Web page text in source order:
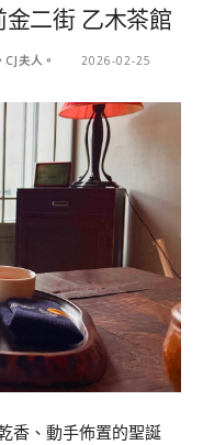
二街 乙木茶館
CJ夫人。 2026-02-25
香、動手佈置的聖誕